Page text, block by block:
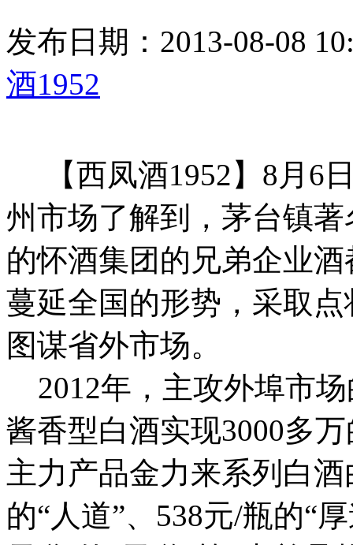
发布日期：2013-08-08
酒1952
【西凤酒1952】8月6
州市场了解到，茅台镇
的怀酒集团的兄弟企业
蔓延全国的形势，采取
图谋省外市场。
2012年，主攻外埠市
酱香型白酒实现3000多
主力产品金力来系列白
的“人道”、538元/瓶的“